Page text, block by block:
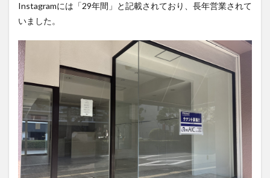
Instagramには「29年間」と記載されており、長年営業されて
いました。
検索